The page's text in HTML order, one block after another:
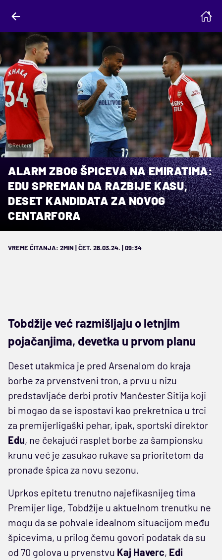
©Reuters
ALARM ZBOG ŠPICEVA NA EMIRATIMA:
EDU SPREMAN DA RAZBIJE KASU,
DESET KANDIDATA ZA NOVOG
CENTARFORA
VREME ČITANJA: 2MIN | ČET. 28.03.24. | 09:34
Tobdžije već razmišljaju o letnjim
pojačanjima, devetka u prvom planu
Deset utakmica je pred Arsenalom do kraja
borbe za prvenstveni tron, a prvu u nizu
predstavljaće derbi protiv Mančester Sitija koji
bi mogao da se ispostavi kao prekretnica u trci
za premijerligaški pehar, ipak, sportski direktor
Edu, ne čekajući rasplet borbe za šampionsku
krunu već je zasukao rukave sa prioritetom da
pronađe špica za novu sezonu.
Uprkos epitetu trenutno najefikasnijeg tima
Premijer lige, Tobdžije u aktuelnom trenutku ne
mogu da se pohvale idealnom situacijom među
špicevima, u prilog čemu govori podatak da su
od 70 golova u prvenstvu Kaj Haverc, Edi